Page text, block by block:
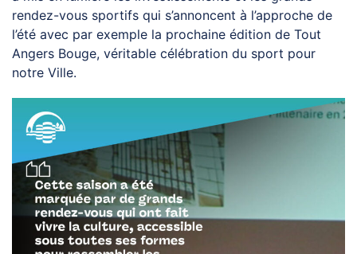
rendez-vous sportifs qui s’annoncent à l’approche de
l’été avec par exemple la prochaine édition de Tout
Angers Bouge, véritable célébration du sport pour
notre Ville.